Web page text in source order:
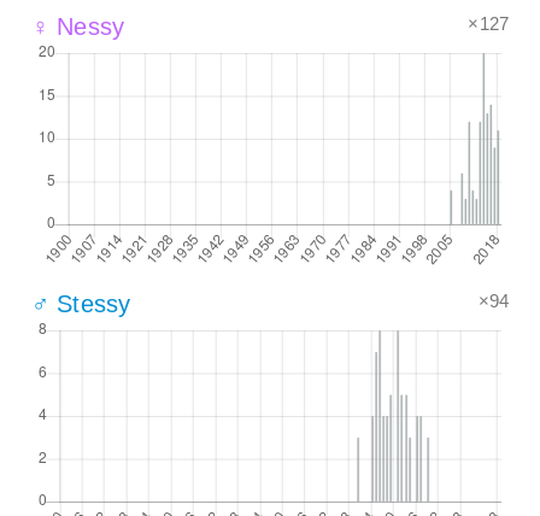
♀ Nessy ×127
♂ Stessy ×94